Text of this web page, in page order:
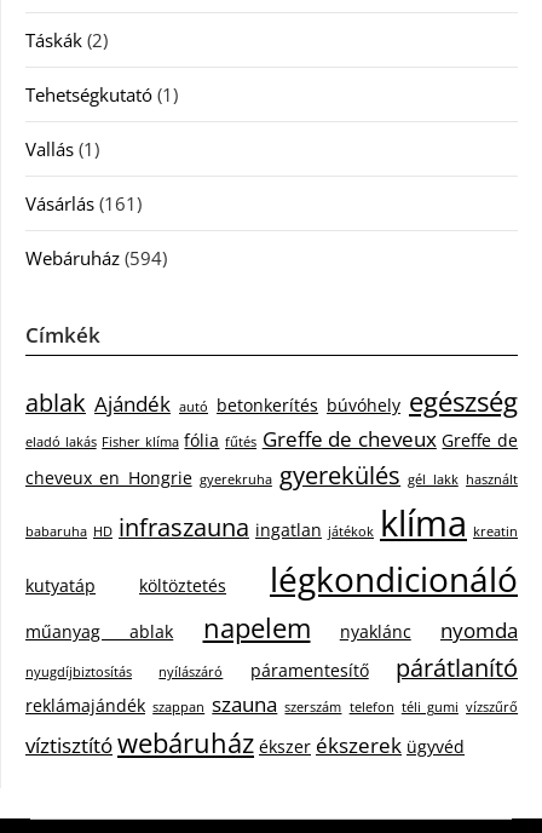
Táskák (2)
Tehetségkutató (1)
Vallás (1)
Vásárlás (161)
Webáruház (594)
Címkék
ablak Ajándék autó betonkerítés búvóhely egészség
eladó lakás Fisher klíma fólia fűtés Greffe de cheveux Greffe de
cheveux en Hongrie gyerekruha gyerekülés gél lakk használt
babaruha HD infraszauna ingatlan játékok klíma kreatin
kutyatáp költöztetés légkondicionáló
műanyag ablak napelem nyaklánc nyomda
nyugdíjbiztosítás nyílászáró páramentesítő párátlanító
reklámajándék szappan szauna szerszám telefon téli gumi vízszűrő
víztisztítówebáruház ékszer ékszerek ügyvéd